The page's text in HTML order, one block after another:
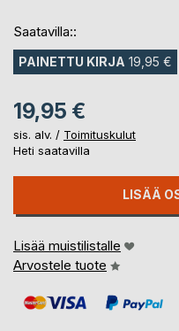
Saatavilla::
PAINETTU KIRJA 19,95 €
19,95 €
sis. alv. / Toimituskulut
Heti saatavilla
LISÄÄ
Lisää muistilistalle
Arvostele tuote